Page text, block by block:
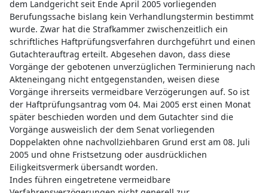
dem Landgericht seit Ende April 2005 vorliegenden
Berufungssache bislang kein Verhandlungstermin bestimmt
wurde. Zwar hat die Strafkammer zwischenzeitlich ein
schriftliches Haftprüfungsverfahren durchgeführt und einen
Gutachterauftrag erteilt. Abgesehen davon, dass diese
Vorgänge der gebotenen unverzüglichen Terminierung nach
Akteneingang nicht entgegenstanden, weisen diese
Vorgänge ihrerseits vermeidbare Verzögerungen auf. So ist
der Haftprüfungsantrag vom 04. Mai 2005 erst einen Monat
später beschieden worden und dem Gutachter sind die
Vorgänge ausweislich der dem Senat vorliegenden
Doppelakten ohne nachvollziehbaren Grund erst am 08. Juli
2005 und ohne Fristsetzung oder ausdrücklichen
Eiligkeitsvermerk übersandt worden.
Indes führen eingetretene vermeidbare